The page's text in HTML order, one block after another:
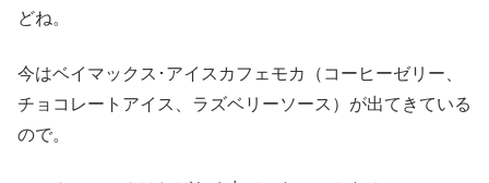
どね。
今はベイマックス･アイスカフェモカ（コーヒーゼリー、
チョコレートアイス、ラズベリーソース）が出てきている
ので。